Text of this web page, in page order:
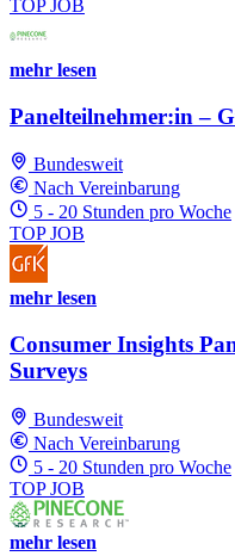
TOP JOB
mehr lesen
Panelteilnehmer:in –
Bundesweit
Nach Vereinbarung
5 - 20 Stunden pro Woche
TOP JOB
mehr lesen
Consumer Insights
Surveys
Bundesweit
Nach Vereinbarung
5 - 20 Stunden pro Woche
TOP JOB
mehr lesen